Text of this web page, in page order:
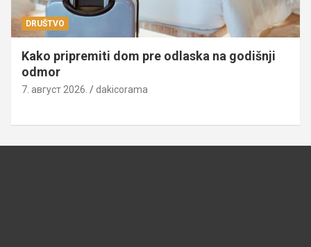
DRUŠTVO
Kako pripremiti dom pre odlaska na godišnji
odmor
7. август 2026. dakicorama